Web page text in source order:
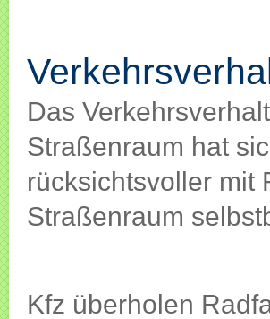
Das
Straßenraum hat
rücksichtsvoller mit
Straßenraum
Kfz überholen